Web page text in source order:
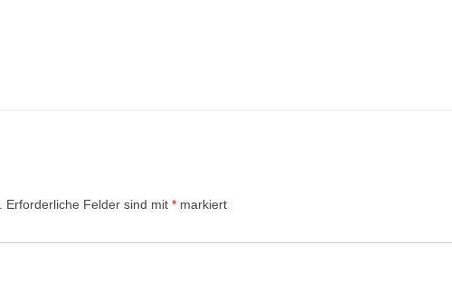
Erforderliche Felder sind mit *markiert